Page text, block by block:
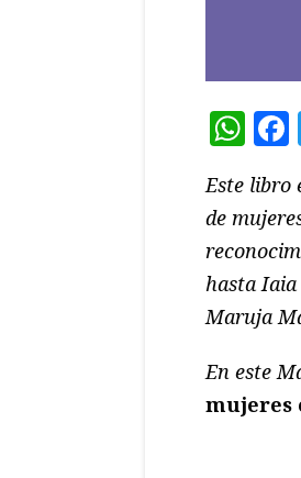
Este libro
de
hasta
Maruja
En este
mujeres